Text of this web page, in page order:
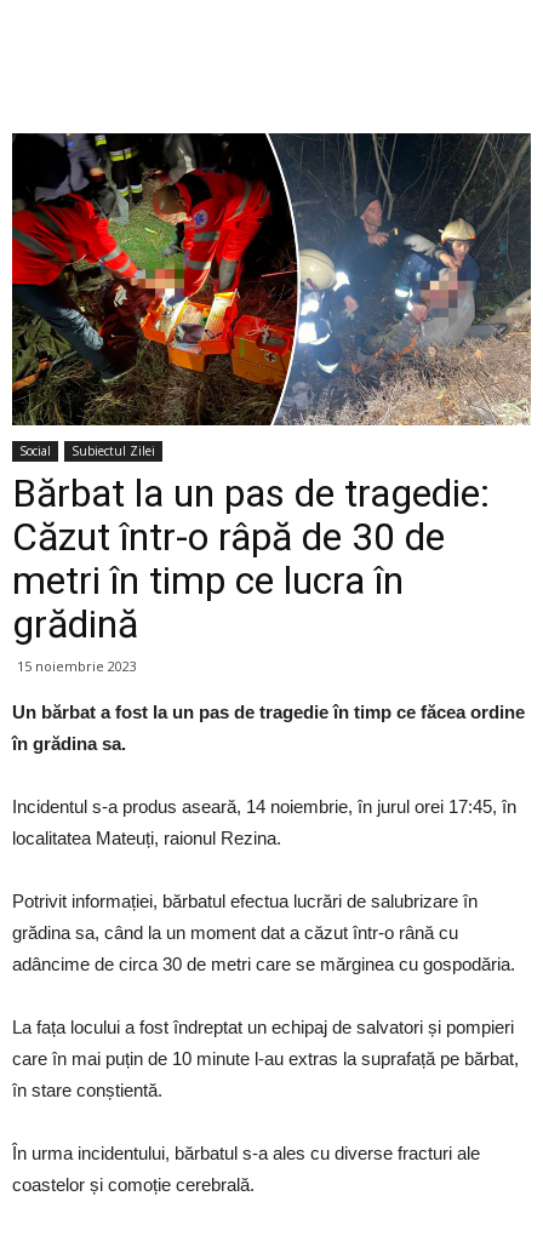
Social Subiectul Zilei
Bărbat la un pas de tragedie:
Căzut într-o râpă de 30 de
metri în timp ce lucra în
grădină
15 noiembrie 2023
Un bărbat a fost la un pas de tragedie în timp ce făcea ordine
în grădina sa.
Incidentul s-a produs aseară, 14 noiembrie, în jurul orei 17:45, în
localitatea Mateuți, raionul Rezina.
Potrivit informației, bărbatul efectua lucrări de salubrizare în
grădina sa, când la un moment dat a căzut într-o rână cu
adâncime de circa 30 de metri care se mărginea cu gospodăria.
La fața locului a fost îndreptat un echipaj de salvatori și pompieri
care în mai puțin de 10 minute l-au extras la suprafață pe bărbat,
în stare conștientă.
În urma incidentului, bărbatul s-a ales cu diverse fracturi ale
coastelor și comoție cerebrală.